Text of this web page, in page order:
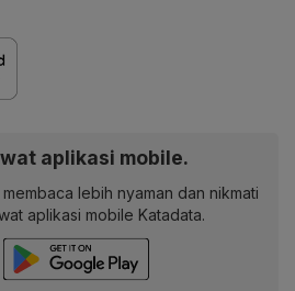
aplikasi mobile.
lebih nyaman dan nikmati
aplikasi mobile Katadata.